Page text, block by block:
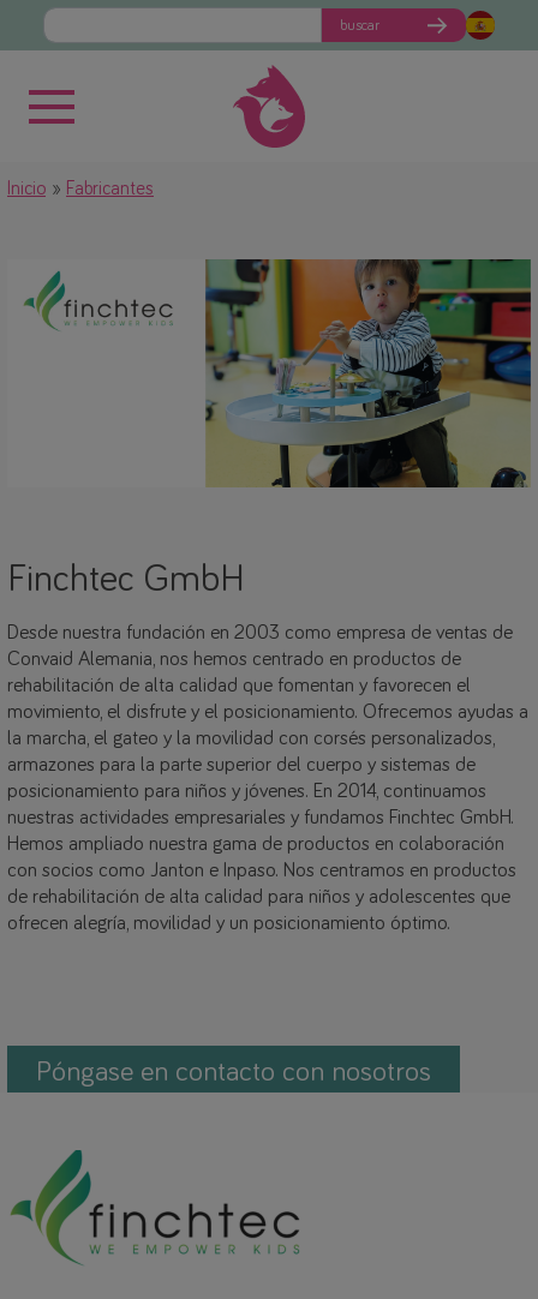
buscar
Inicio Fabricantes
Finchtec GmbH
Desde nuestra fundación en 2003 como empresa de ventas de
Convaid Alemania, nos hemos centrado en productos de
rehabilitación de alta calidad que fomentan y favorecen el
movimiento, el disfrute y el posicionamiento. Ofrecemos ayudas a
la marcha, el gateo y la movilidad con corsés personalizados,
armazones para la parte superior del cuerpo y sistemas de
posicionamiento para niños y jóvenes. En 2014, continuamos
nuestras actividades empresariales y fundamos Finchtec GmbH.
Hemos ampliado nuestra gama de productos en colaboración
con socios como Janton e Inpaso. Nos centramos en productos
de rehabilitación de alta calidad para niños y adolescentes que
ofrecen alegría, movilidad y un posicionamiento óptimo.
Póngase en contacto con nosotros